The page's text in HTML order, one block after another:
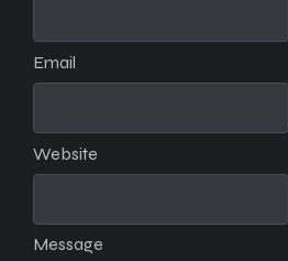
Message
Email
Website